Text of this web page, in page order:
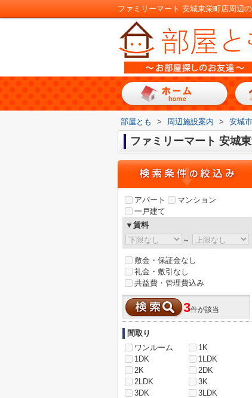
部屋とも > 周辺施設案内 > 安城市
ファミリーマート 安城
アパート
マンション
一戸建て
▼賃料
～
敷金・保証金なし
礼金・敷引なし
共益費・管理費込み
3件が該当
間取り
ワンルーム
1K
1DK
1LDK
2K
2DK
2LDK
3K
3DK
3LDK